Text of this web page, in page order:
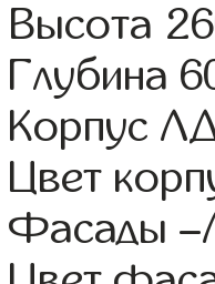
Высота
Глубина
Корпус
Цвет
Фасады